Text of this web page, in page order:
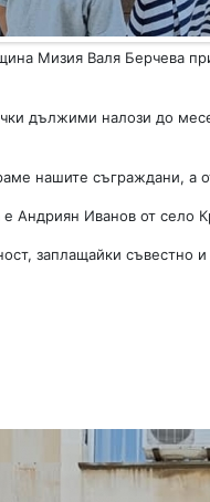
Мизия Валя Берчева
дължими налози до
нашите съграждани, а
Андриян Иванов от село
заплащайки